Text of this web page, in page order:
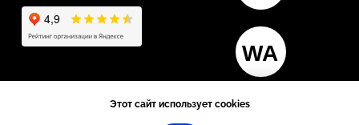
Этот сайт использует cookies